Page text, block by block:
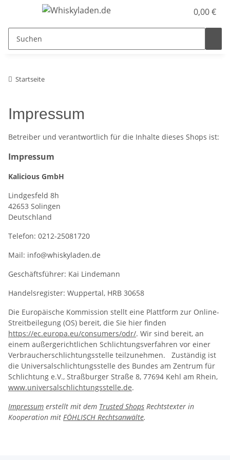
0,00 €
Startseite
Impressum
Betreiber und verantwortlich für die Inhalte dieses Shops ist:
Impressum
Kalicious GmbH
Lindgesfeld 8h
42653 Solingen
Deutschland
Telefon: 0212-25081720
Mail: info@whiskyladen.de
Geschäftsführer: Kai Lindemann
Handelsregister: Wuppertal, HRB 30658
Die Europäische Kommission stellt eine Plattform zur Online-
Streitbeilegung (OS) bereit, die Sie hier finden
https://ec.europa.eu/consumers/odr/. Wir sind bereit, an
einem außergerichtlichen Schlichtungsverfahren vor einer
Verbraucherschlichtungsstelle teilzunehmen. Zuständig ist
die Universalschlichtungsstelle des Bundes am Zentrum für
Schlichtung e.V., Straßburger Straße 8, 77694 Kehl am Rhein,
www.universalschlichtungsstelle.de.
Impressum erstellt mit dem Trusted Shops Rechtstexter in
Kooperation mit FÖHLISCH Rechtsanwälte.